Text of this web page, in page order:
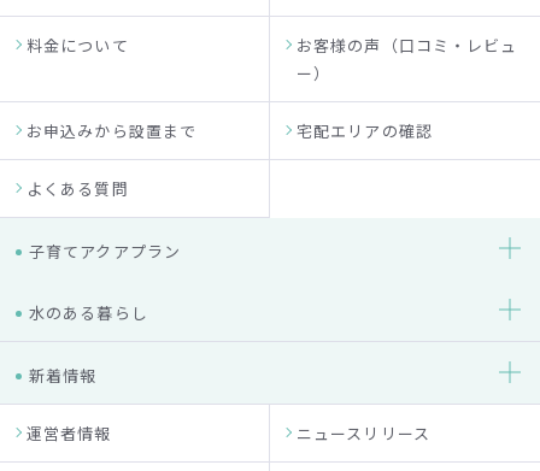
料金について
お客様の声（口コミ・レビュ
ー）
お申込みから設置まで 宅配エリアの確認
よくある質問
子育てアクアプラン
水のある暮らし
新着情報
運営者情報 ニュースリリース